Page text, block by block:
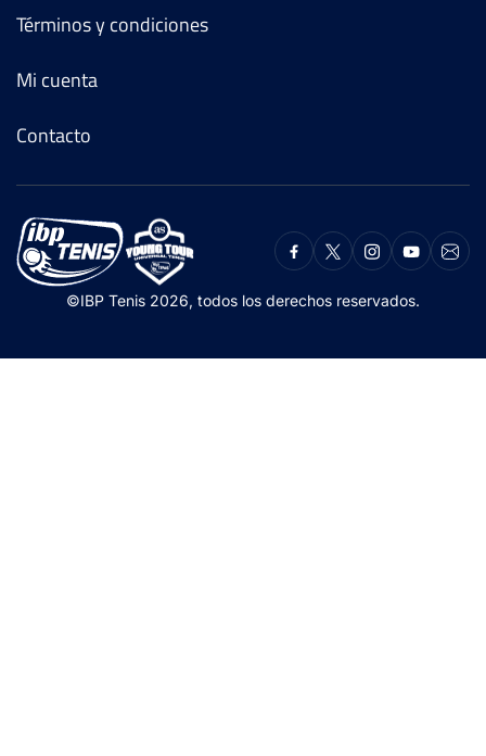
Términos y condiciones
Mi cuenta
Contacto
©IBP Tenis 2026, todos los derechos reservados.